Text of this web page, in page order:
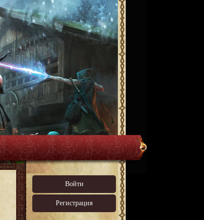
Войти
Регистрация